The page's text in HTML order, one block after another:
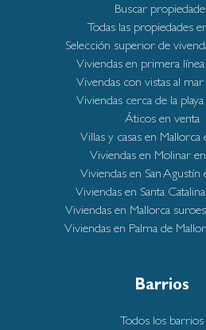
Buscar
Todas las propiedades
Selección superior de
Viviendas en primera
Vivendas con vistas al
Viviendas cerca de la
Áticos en venta
Villas y casas en Mallorca
Viviendas en Molinar
Viviendas en San Agustín
Viviendas en Santa
Viviendas en Mallorca
Viviendas en Palma de
Barrios
Todos los barrios